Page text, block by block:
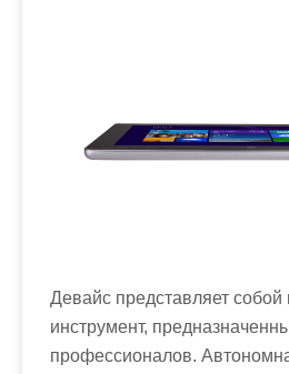
Девайс представляет
инструмент,
профессионалов.